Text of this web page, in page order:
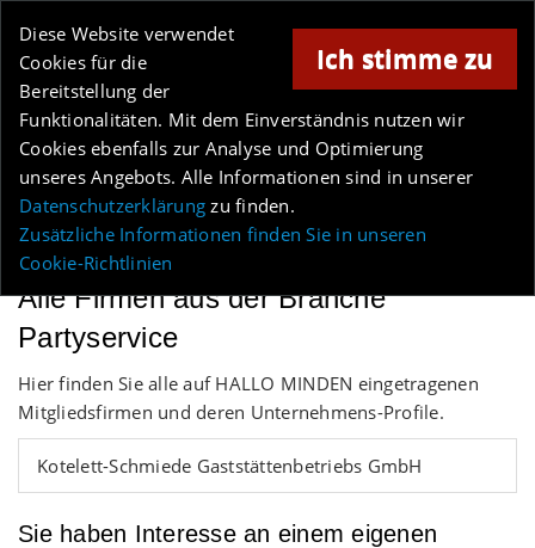
Online-Magazin für Minden und Umgebung
Ich stimme zu
Diese Website verwendet
Cookies für die
Bereitstellung der
Funktionalitäten. Mit dem Einverständnis nutzen wir
Cookies ebenfalls zur Analyse und Optimierung
unseres Angebots. Alle Informationen sind in unserer
Datenschutzerklärung zu finden.
Zusätzliche Informationen finden Sie in unseren
Cookie-Richtlinien
Anzeige
MENÜ
Alle Firmen aus der Branche
Partyservice
Hier finden Sie alle auf HALLO MINDEN eingetragenen
Mitgliedsfirmen und deren Unternehmens-Profile.
Kotelett-Schmiede Gaststättenbetriebs GmbH
Sie haben Interesse an einem eigenen